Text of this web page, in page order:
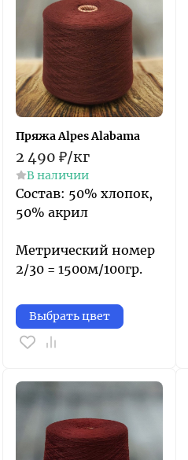
Пряжа Alpes Alabama
2 490 ₽/кг
В наличии
Состав: 50% хлопок,
50% акрил
Метрический номер
2/30 = 1500м/100гр.
Выбрать цвет